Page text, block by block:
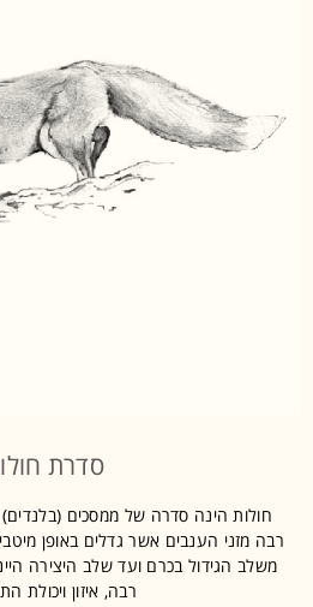
סדרת
חולות הינה סדרה של ממסכים (בלנדים)
רבה מזני הענבים אשר גדלים באופן
משלב הגידול בכרם ועד שלב היצירה
רבה, איזון ויכולת